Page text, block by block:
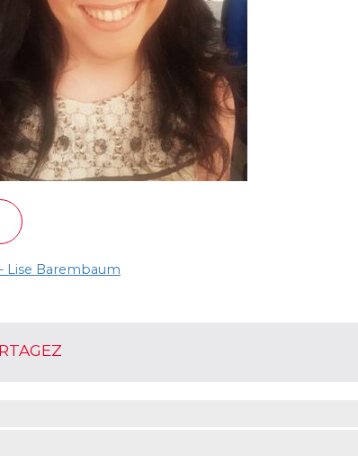
Lise Barembaum